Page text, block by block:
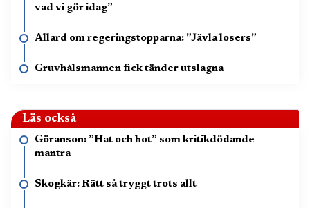
vad vi gör idag”
Allard om regeringstopparna: ”Jävla losers”
Gruvhålsmannen fick tänder utslagna
Läs också
Göranson: ”Hat och hot” som kritikdödande
mantra
Skogkär: Rätt så tryggt trots allt